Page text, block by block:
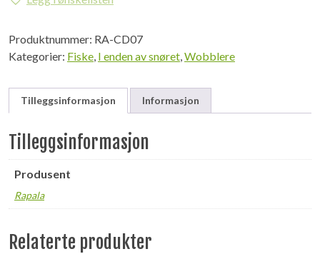
antall
Produktnummer: RA-CD07
Kategorier: Fiske, I enden av snøret,Wobblere
Tilleggsinformasjon Informasjon
Tilleggsinformasjon
Produsent
Rapala
Relaterte produkter